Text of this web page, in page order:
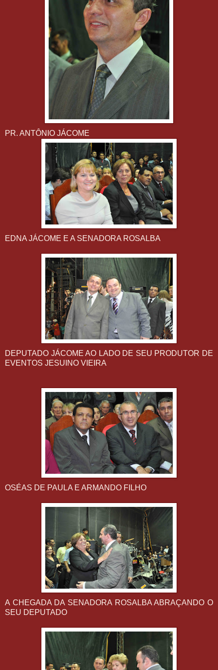
PR. ANTÔNIO JÁCOME
EDNA JÁCOME E A SENADORA ROSALBA
DEPUTADO JÁCOME AO LADO DE SEU PRODUTOR DE
EVENTOS JESUINO VIEIRA
OSÉAS DE PAULA E ARMANDO FILHO
A CHEGADA DA SENADORA ROSALBA ABRAÇANDO O
SEU DEPUTADO